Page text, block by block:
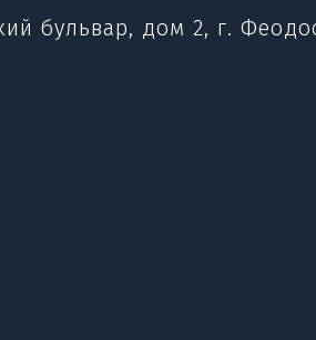
бульвар, дом 2, г.